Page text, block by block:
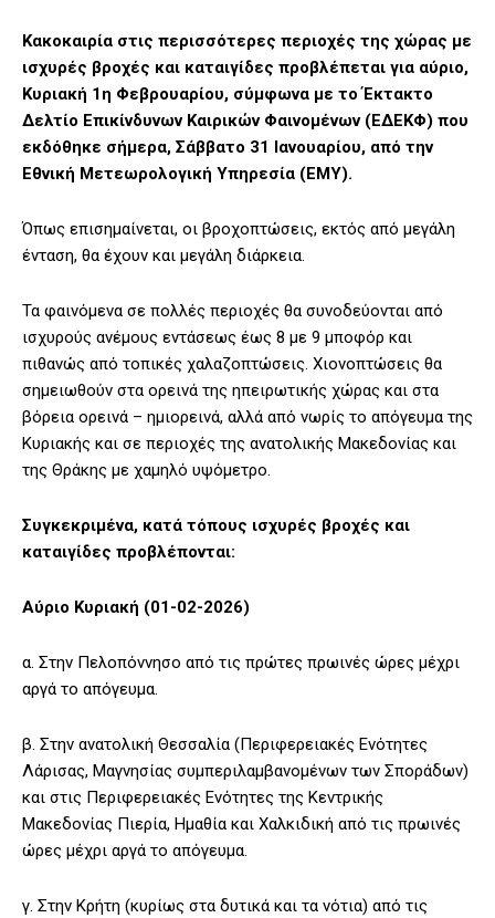
Κακοκαιρία στις περισσότερες περιοχές της χώρας με
ισχυρές βροχές και καταιγίδες προβλέπεται για αύριο,
Κυριακή 1η Φεβρουαρίου, σύμφωνα με το Έκτακτο
Δελτίο Επικίνδυνων Καιρικών Φαινομένων (ΕΔΕΚΦ) που
εκδόθηκε σήμερα, Σάββατο 31 Ιανουαρίου, από την
Εθνική Μετεωρολογική Υπηρεσία (ΕΜΥ).
Όπως επισημαίνεται, οι βροχοπτώσεις, εκτός από μεγάλη
ένταση, θα έχουν και μεγάλη διάρκεια.
Τα φαινόμενα σε πολλές περιοχές θα συνοδεύονται από
ισχυρούς ανέμους εντάσεως έως 8 με 9 μποφόρ και
πιθανώς από τοπικές χαλαζοπτώσεις. Χιονοπτώσεις θα
σημειωθούν στα ορεινά της ηπειρωτικής χώρας και στα
βόρεια ορεινά – ημιορεινά, αλλά από νωρίς το απόγευμα της
Κυριακής και σε περιοχές της ανατολικής Μακεδονίας και
της Θράκης με χαμηλό υψόμετρο.
Συγκεκριμένα, κατά τόπους ισχυρές βροχές και
καταιγίδες προβλέπονται:
Αύριο Κυριακή (01-02-2026)
α. Στην Πελοπόννησο από τις πρώτες πρωινές ώρες μέχρι
αργά το απόγευμα.
β. Στην ανατολική Θεσσαλία (Περιφερειακές Ενότητες
Λάρισας, Μαγνησίας συμπεριλαμβανομένων των Σποράδων)
και στις Περιφερειακές Ενότητες της Κεντρικής
Μακεδονίας Πιερία, Ημαθία και Χαλκιδική από τις πρωινές
ώρες μέχρι αργά το απόγευμα.
γ. Στην Κρήτη (κυρίως στα δυτικά και τα νότια) από τις